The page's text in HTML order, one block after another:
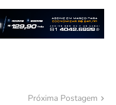
Próxima Postagem